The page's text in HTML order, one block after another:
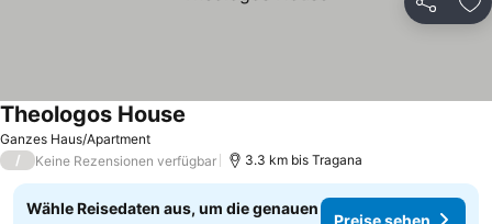
Teilen
Ganzes Haus/Apartment
Theologos House
/ Keine Rezensionen verfügbar 3.3 km bis Tragana
Wähle Reisedaten aus, um die genauen
Preise sehen